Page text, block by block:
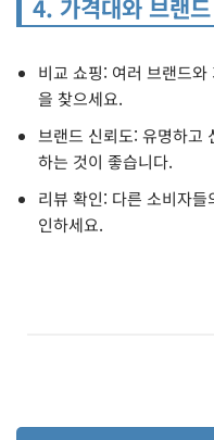
4. 가격대와 브랜
비교 쇼핑: 여러 브랜드
을 찾으세요.
브랜드 신뢰도: 유명하고
하는 것이 좋습니다.
리뷰 확인: 다른 소비자
인하세요.